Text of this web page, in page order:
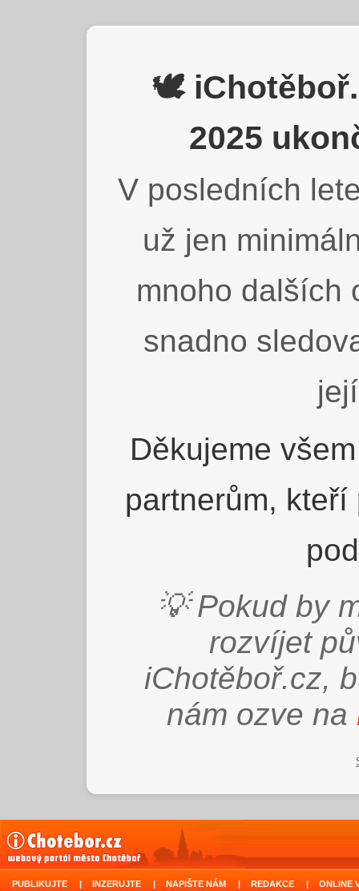
🕊️
2025
V posledních
už jen
mnoho dalších
snadno
Děkujeme
partnerům,
💡 Pokud by
rozvíjet
iChotěboř.cz,
nám ozve na
PUBLIKUJTE | INZERUJTE | NAPIŠTE NÁM | REDAKCE | ONLINE